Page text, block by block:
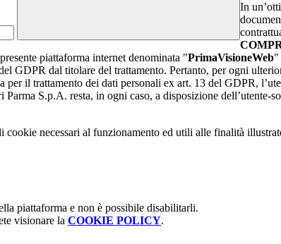
In
piattaforma internet denominata "PrimaVisioneWeb"
GDPR dal titolare del trattamento. Pertanto, per ogni
il trattamento dei dati personali ex art. 13 del GDPR,
S.p.A. resta, in ogni caso, a disposizione dell’utente-
necessari al funzionamento ed utili alle finalità
piattaforma e non è possibile disabilitarli.
visionare la COOKIE POLICY.